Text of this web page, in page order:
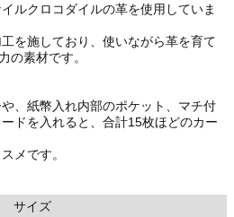
ルクロコダイルの革を使用していま
を施しており、使いながら革を育て
の素材です。
、紙幣入れ内部のポケット、マチ付
ドを入れると、合計15枚ほどのカー
メです。
サイズ